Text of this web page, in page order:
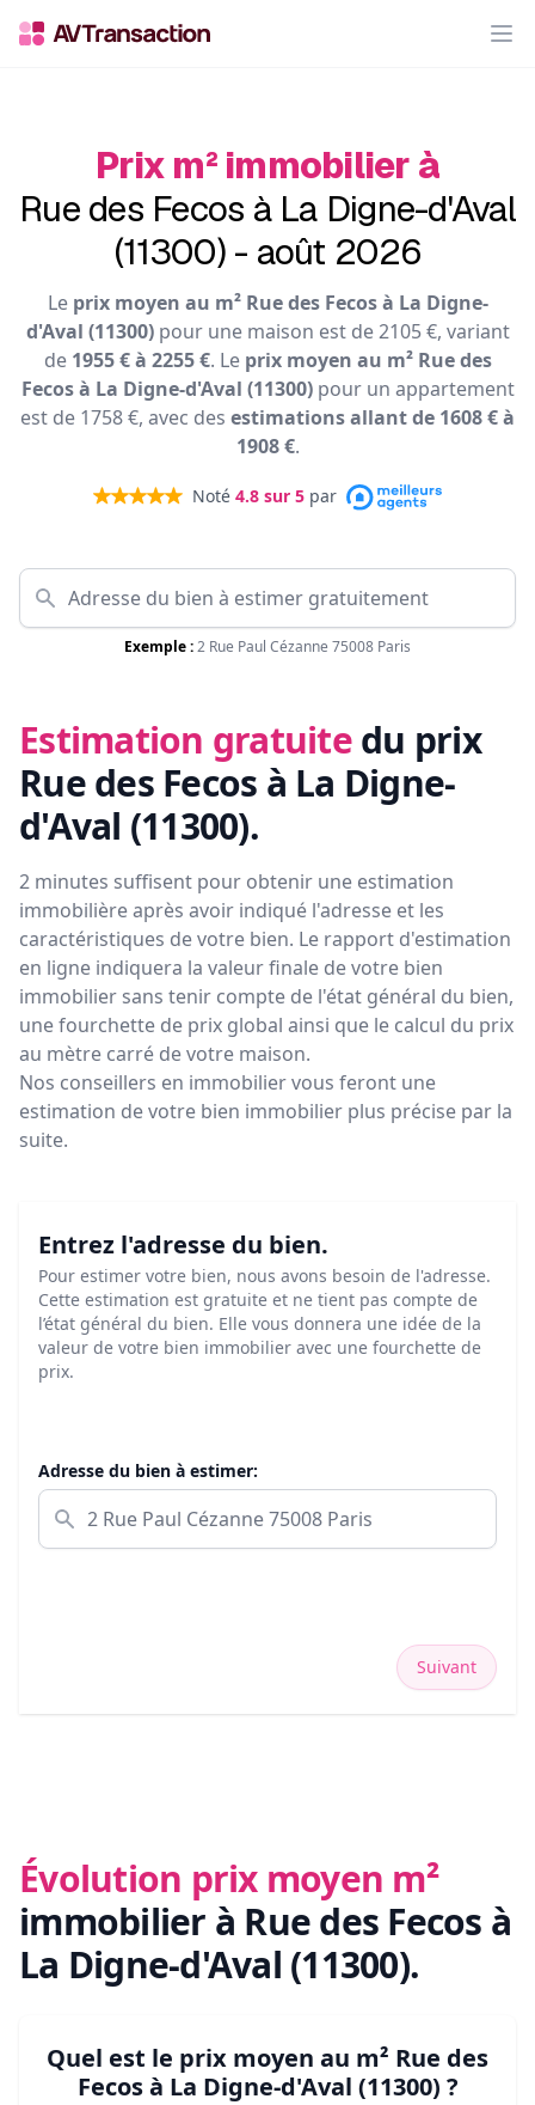
Prix m² immobilier à
Rue des Fecos à La Digne-d'Aval
(11300) - août 2026
Le prix moyen au m² Rue des Fecos à La Digne-
d'Aval (11300)pour une maison est de 2105 €, variant
de 1955 € à 2255 €. Le prix moyen au m² Rue des
Fecos à La Digne-d'Aval (11300)pour un appartement
est de 1758 €, avec des estimations allant de 1608 € à
1908 €.
Noté 4.8 sur 5 par
Exemple :2 Rue Paul Cézanne 75008 Paris
Estimation gratuite du prix
Rue des Fecos à La Digne-
d'Aval (11300).
2 minutes suffisent pour obtenir une estimation
immobilière après avoir indiqué l'adresse et les
caractéristiques de votre bien. Le rapport d'estimation
en ligne indiquera la valeur finale de votre bien
immobilier sans tenir compte de l'état général du bien,
une fourchette de prix global ainsi que le calcul du prix
au mètre carré de votre maison.
Nos conseillers en immobilier vous feront une
estimation de votre bien immobilier plus précise par la
suite.
Entrez l'adresse du bien.
Pour estimer votre bien, nous avons besoin de l'adresse.
Cette estimation est gratuite et ne tient pas compte de
l’état général du bien. Elle vous donnera une idée de la
valeur de votre bien immobilier avec une fourchette de
prix.
Adresse du bien à estimer:
Suivant
Évolution prix moyen m²
immobilier à Rue des Fecos à
La Digne-d'Aval (11300).
Quel est le prix moyen au m² Rue des
Fecos à La Digne-d'Aval (11300) ?